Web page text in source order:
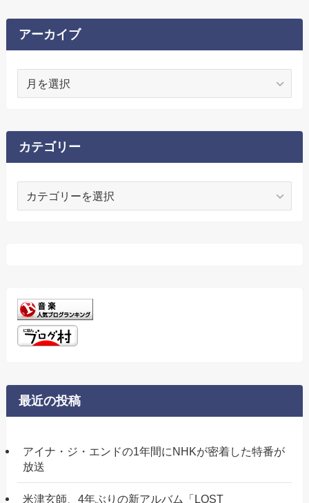
アーカイブ
イ
ブ
カテゴリー
最近の投稿
アイナ・ジ・エンドの1年間にNHKが密着した特番が
放送
米津玄師、4年ぶりの新アルバム「LOST